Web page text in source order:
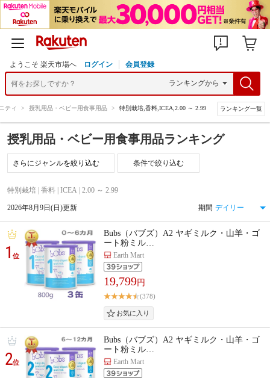
ようこそ 楽天市場へ ログイン 会員登録
ティ > 授乳用品・ベビー用食事用品 > 特別栽培,香料,ICEA,2.00 ～ 2.99 ランキング一覧
授乳用品・ベビー用食事用品ランキング
条件で絞り込む
特別栽培 | 香料 | ICEA | 2.00 ～ 2.99
2026年8月9日(日)更新 期間
1位
Bubs（バブズ）A2 ヤギミルク・山羊・ゴ
ート粉ミル…
Earth Mart
19,799円
(378)
2位
Bubs（バブズ）A2 ヤギミルク・山羊・ゴ
ート粉ミル…
Earth Mart